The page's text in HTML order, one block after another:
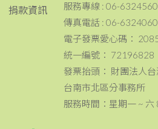
捐款資訊
服務專線 : 06-6324560
傳真電話 : 06-6324060
電子發票愛心碼：
統一編號： 72196828
發票抬頭： 財團法人
台南市北區分事務所
服務時間：星期一 ~